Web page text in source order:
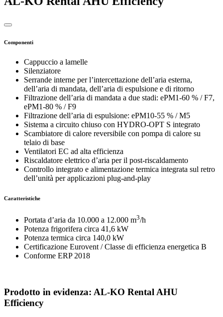
Componenti
Cappuccio a lamelle
Silenziatore
Serrande interne per l’intercettazione dell’aria esterna,
dell’aria di mandata, dell’aria di espulsione e di ritorno
Filtrazione dell’aria di mandata a due stadi: ePM1-60 % / F7,
ePM1-80 % / F9
Filtrazione dell’aria di espulsione: ePM10-55 % / M5
Sistema a circuito chiuso con HYDRO-OPT S integrato
Scambiatore di calore reversibile con pompa di calore su
telaio di base
Ventilatori EC ad alta efficienza
Riscaldatore elettrico d’aria per il post-riscaldamento
Controllo integrato e alimentazione termica integrata sul retro
dell’unità per applicazioni plug-and-play
Caratteristiche
Portata d’aria da 10.000 a 12.000 m3/h
Potenza frigorifera circa 41,6 kW
Potenza termica circa 140,0 kW
Certificazione Eurovent / Classe di efficienza energetica B
Conforme ERP 2018
Prodotto in evidenza: AL-KO Rental AHU
Efficiency